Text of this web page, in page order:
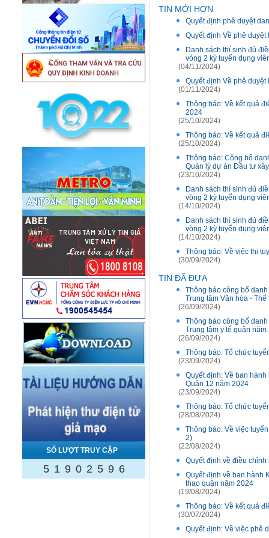
SỐ LƯỢT TRUY CẬP
5 1 9 0 2 5 9 6
TIN MỚI HƠN
Quyết định phê duyệt
Quyết định Về phê
Danh sách thí sinh đủ
vòng 2 kỳ tuyển dụng
(04/11/2024)
Quyết định Về phê
(01/11/2024)
Thông báo: Về kết quả
2024
(25/10/2024)
Thông báo: Về kết quả
(25/10/2024)
Thông báo: Công bố
Quản lý dự án Đầu tư
(23/10/2024)
Danh sách thí sinh đủ
vòng 2 kỳ tuyển dụng
(14/10/2024)
Danh sách thí sinh đủ
vòng 2 kỳ tuyển dụng
(14/10/2024)
Thông báo: Về việc thi
(30/09/2024)
TIN ĐÃ ĐƯA
Thông báo công bố
Trung tâm Văn hóa -
(26/09/2024)
Thông báo công bố
Trung tâm y tế quận năm
(26/09/2024)
Thông báo: Tổ chức
(23/09/2024)
Quyết định: Về ban
Quận 12 năm 2024
(23/09/2024)
Thông báo: Tổ chức
(28/08/2024)
Thông báo: Về việc
2)
(22/08/2024)
Quyết định về điều
Quyết định về ban hành
thao quận năm 2024
(19/08/2024)
Thông báo: Về kết quả
(30/07/2024)
Quyết định: Về việc phê